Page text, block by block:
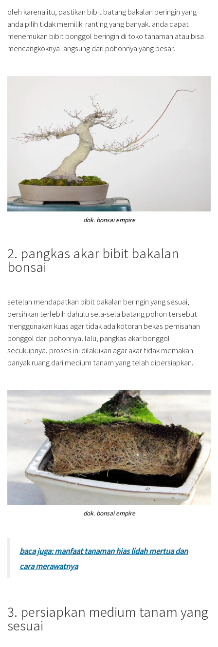
oleh karena itu, pastikan bibit batang bakalan beringin yang
anda pilih tidak memiliki ranting yang banyak. anda dapat
menemukan bibit bonggol beringin di toko tanaman atau bisa
mencangkoknya langsung dari pohonnya yang besar.
dok. bonsai empire
2. pangkas akar bibit bakalan
bonsai
setelah mendapatkan bibit bakalan beringin yang sesuai,
bersihkan terlebih dahulu sela-sela batang pohon tersebut
menggunakan kuas agar tidak ada kotoran bekas pemisahan
bonggol dari pohonnya. lalu, pangkas akar bonggol
secukupnya. proses ini dilakukan agar akar tidak memakan
banyak ruang dari medium tanam yang telah dipersiapkan.
dok. bonsai empire
baca juga: manfaat tanaman hias lidah mertua dan
cara merawatnya
3. persiapkan medium tanam yang
sesuai